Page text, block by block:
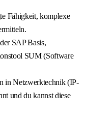
Fähigkeit, komplexe
SAP Basis,
SUM (Software
in Netzwerktechnik (IP-
und du kannst diese